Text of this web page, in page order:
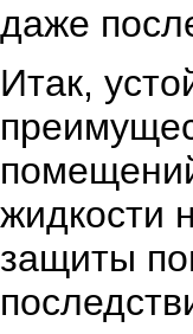
даже
Итак,
жидкости
защиты